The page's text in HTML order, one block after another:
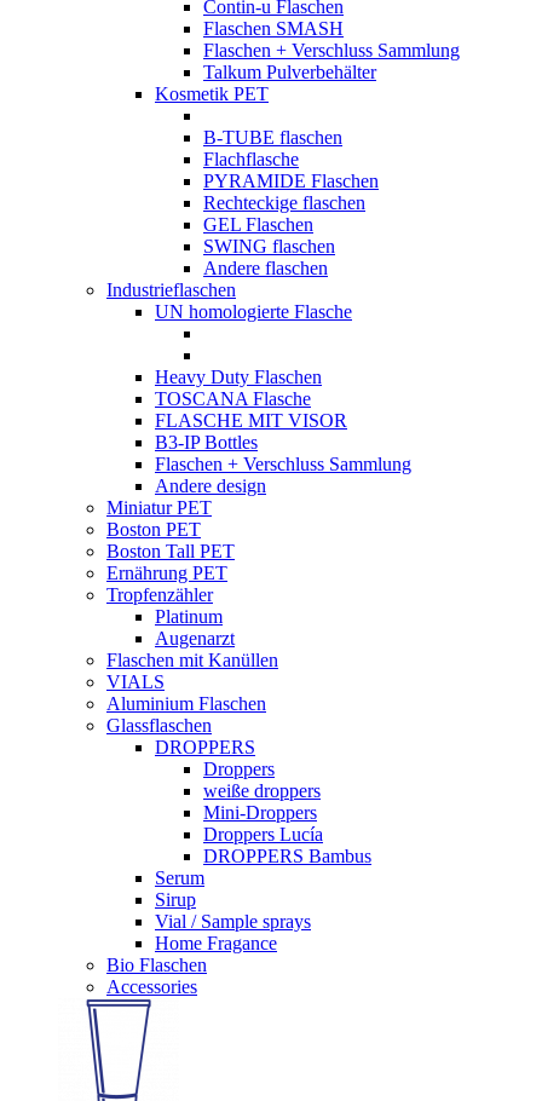
Contin-u Flaschen
Flaschen SMASH
Flaschen + Verschluss Sammlung
Talkum Pulverbehälter
Kosmetik PET
B-TUBE flaschen
Flachflasche
PYRAMIDE Flaschen
Rechteckige flaschen
GEL Flaschen
SWING flaschen
Andere flaschen
Industrieflaschen
UN homologierte Flasche
Heavy Duty Flaschen
TOSCANA Flasche
FLASCHE MIT VISOR
B3-IP Bottles
Flaschen + Verschluss Sammlung
Andere design
Miniatur PET
Boston PET
Boston Tall PET
Ernährung PET
Tropfenzähler
Platinum
Augenarzt
Flaschen mit Kanüllen
VIALS
Aluminium Flaschen
Glassflaschen
DROPPERS
Droppers
weiße droppers
Mini-Droppers
Droppers Lucía
DROPPERS Bambus
Serum
Sirup
Vial / Sample sprays
Home Fragance
Bio Flaschen
Accessories